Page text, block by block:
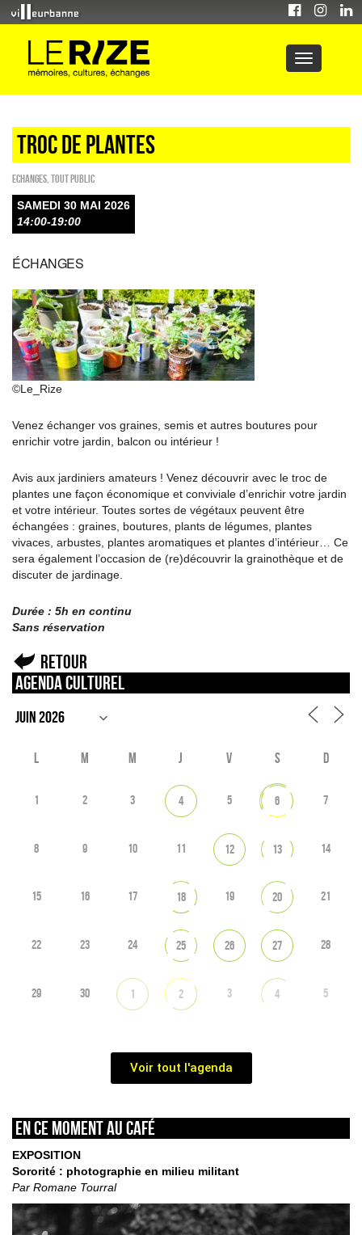
TROC DE PLANTES
ECHANGES Tout public
SAMEDI 30 MAI 2026
14:00-19:00
ÉCHANGES
©Le_Rize
Venez échanger vos graines, semis et autres boutures pour
enrichir votre jardin, balcon ou intérieur !
Avis aux jardiniers amateurs ! Venez découvrir avec le troc de
plantes une façon économique et conviviale d’enrichir votre jardin
et votre intérieur. Toutes sortes de végétaux peuvent être
échangées : graines, boutures, plants de légumes, plantes
vivaces, arbustes, plantes aromatiques et plantes d’intérieur… Ce
sera également l’occasion de (re)découvrir la grainothèque et de
discuter de jardinage.
Durée : 5h en continu
Sans réservation
Retour
Agenda culturel
L M M J V S D
1 2 3 4 5 6 7
8 9 10 11 12 13 14
15 16 17 18 19 20 21
22 23 24 25 26 27 28
29 30 1 2 3 4 5
Voir tout l'agenda
En ce moment au café
EXPOSITION
Sororité : photographie en milieu militant
Par Romane Tourral